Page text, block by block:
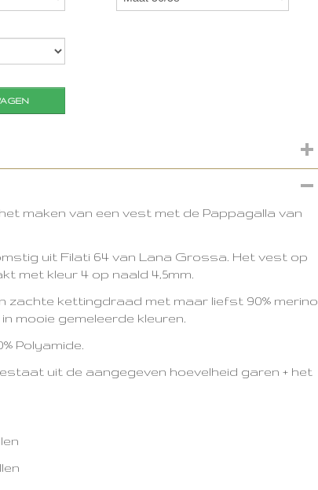
maken van een vest met de Pappagalla van
uit Filati 64 van Lana Grossa. Het vest op
met kleur 4 op naald 4,5mm.
zachte kettingdraad met maar liefst 90% merino
mooie gemeleerde kleuren.
Polyamide.
uit de aangegeven hoevelheid garen + het